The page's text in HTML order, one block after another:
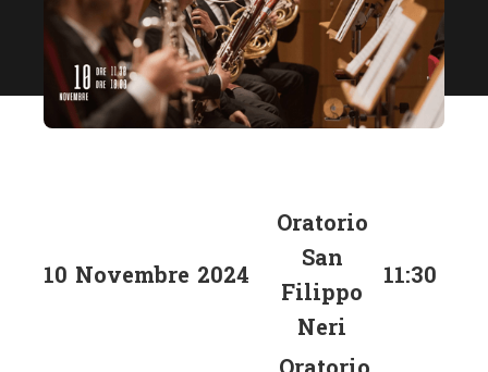
10 Novembre 2024
Oratorio
San
Filippo
Neri
11:30